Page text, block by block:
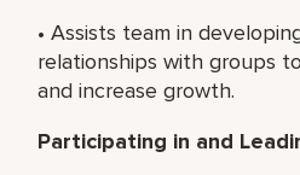
• Assists team in
relationships with groups
and increase growth.
Participating in and